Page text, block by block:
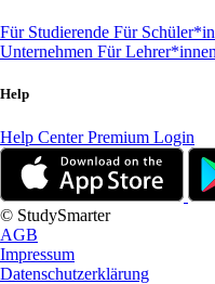
Für Studierende Für
Unternehmen Für Lehrer*innen
Help
Help CenterPremium Login
© StudySmarter
AGB
Impressum
Datenschutzerklärung